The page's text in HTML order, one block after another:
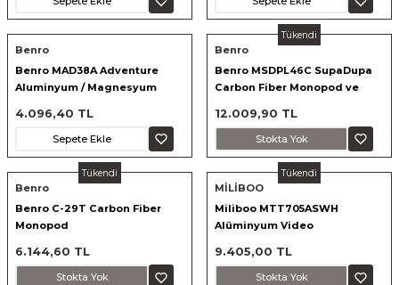
Cihazları
Işıklar
Benro
Benro MAD38A Adventure
Aluminyum / Magnesyum
4.096,40 TL
Sepete Ekle
Tükendi
Benro
Benro MSDPL46C SupaDupa
Carbon Fiber Monopod ve
12.009,90 TL
Stokta Yok
Tükendi
Benro
Benro C-29T Carbon Fiber
Monopod
6.144,60 TL
Stokta Yok
Tükendi
MİLİBOO
Miliboo MTT705ASWH
Alüminyum Video
9.405,00 TL
Stokta Yok